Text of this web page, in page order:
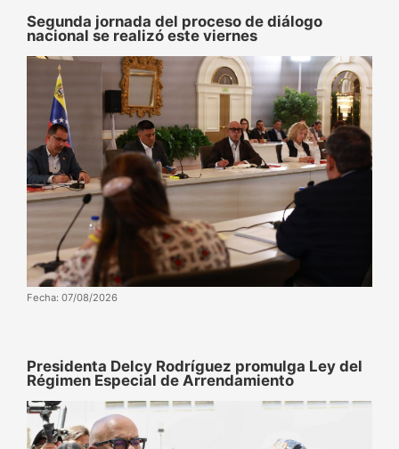
Segunda jornada del proceso de diálogo
nacional se realizó este viernes
Fecha: 07/08/2026
Presidenta Delcy Rodríguez promulga Ley del
Régimen Especial de Arrendamiento